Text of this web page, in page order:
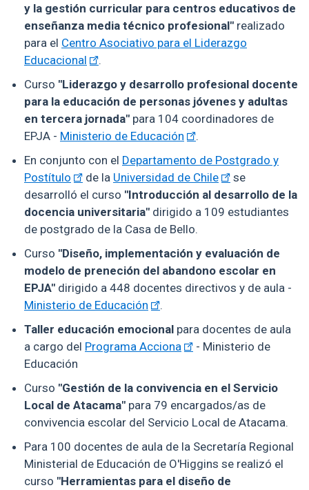
y la gestión curricular para centros educativos de
enseñanza media técnico profesional" realizado
para el Centro Asociativo para el Liderazgo
Educacional
.
Curso "Liderazgo y desarrollo profesional docente
para la educación de personas jóvenes y adultas
en tercera jornada" para 104 coordinadores de
EPJA - Ministerio de Educación
.
En conjunto con el Departamento de Postgrado y
Postítulo
de la Universidad de Chile
se
desarrolló el curso "Introducción al desarrollo de la
docencia universitaria" dirigido a 109 estudiantes
de postgrado de la Casa de Bello.
Curso "Diseño, implementación y evaluación de
modelo de preneción del abandono escolar en
EPJA" dirigido a 448 docentes directivos y de aula -
Ministerio de Educación
.
Taller educación emocional para docentes de aula
a cargo del Programa Acciona
- Ministerio de
Educación
Curso "Gestión de la convivencia en el Servicio
Local de Atacama" para 79 encargados/as de
convivencia escolar del Servicio Local de Atacama.
Para 100 docentes de aula de la Secretaría Regional
Ministerial de Educación de O'Higgins se realizó el
curso "Herramientas para el diseño de